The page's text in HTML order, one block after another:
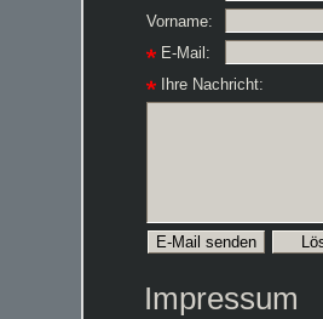
Vorname:
E-Mail:
Ihre Nachricht:
Impressum